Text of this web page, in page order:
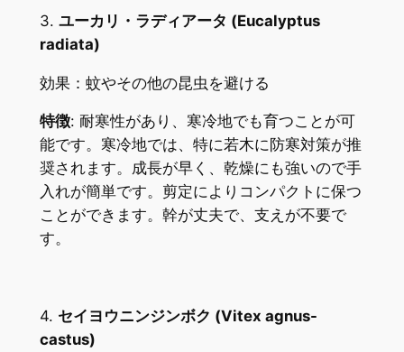
3. ユーカリ・ラディアータ (Eucalyptus
radiata)
効果：蚊やその他の昆虫を避ける
特徴: 耐寒性があり、寒冷地でも育つことが可
能です。寒冷地では、特に若木に防寒対策が推
奨されます。成長が早く、乾燥にも強いので手
入れが簡単です。剪定によりコンパクトに保つ
ことができます。幹が丈夫で、支えが不要で
す。
4. セイヨウニンジンボク (Vitex agnus-
castus)